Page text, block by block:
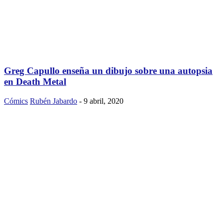
Greg Capullo enseña un dibujo sobre una autopsia
en Death Metal
Cómics Rubén Jabardo - 9 abril, 2020